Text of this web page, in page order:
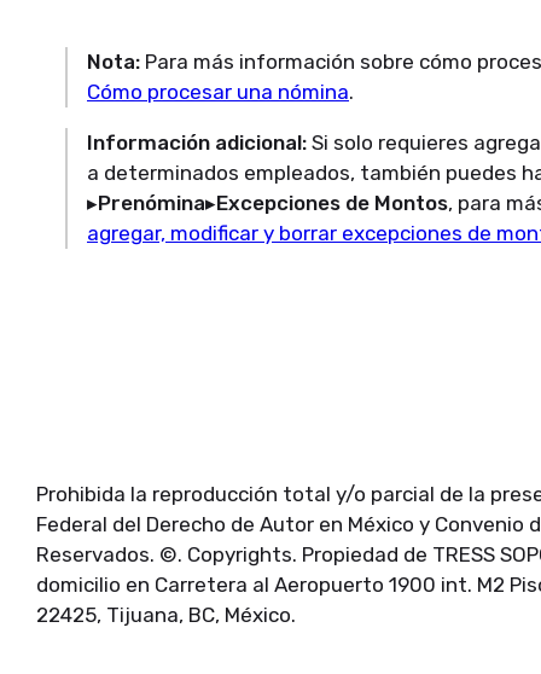
Nota: Para más información sobre cómo
Cómo procesar una nómina.
Información adicional: Si solo requieres
a determinados empleados, también puedes
▸Prenómina▸Excepciones de Montos, para
agregar, modificar y borrar excepciones de
Prohibida la reproducción total y/o parcial de la
Federal del Derecho de Autor en México y
Reservados. ©. Copyrights. Propiedad de TRESS
domicilio en Carretera al Aeropuerto 1900 int. M2
22425, Tijuana, BC, México.